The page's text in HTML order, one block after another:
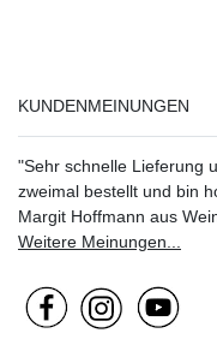
KUNDENMEINUNGEN
"Sehr schnelle Lieferung
zweimal bestellt und bin
Margit Hoffmann aus
Weitere Meinungen...